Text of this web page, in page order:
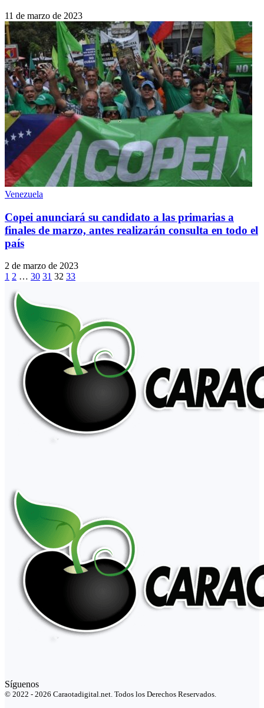
11 de marzo de 2023
Venezuela
Copei anunciará su candidato a las primarias a
finales de marzo, antes realizarán consulta en todo el
país
2 de marzo de 2023
1 2 … 30 31 32 33
Síguenos
© 2022 - 2026 Caraotadigital.net. Todos los Derechos Reservados.